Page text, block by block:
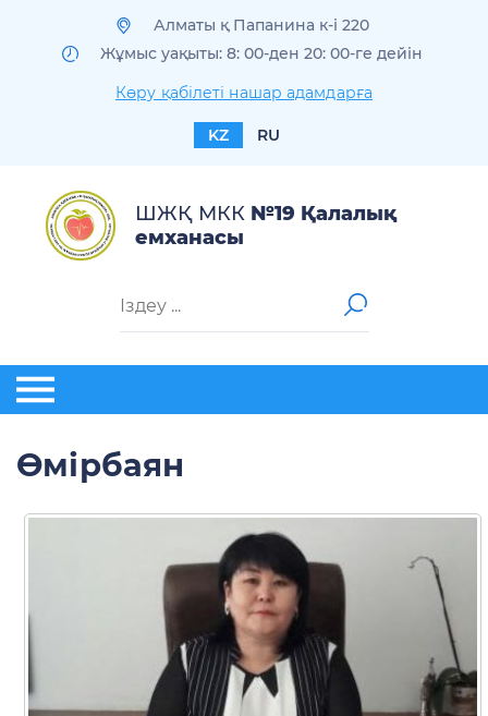
Алматы қ Папанина к-і 220
Жұмыс уақыты: 8: 00-ден 20: 00-ге дейін
Көру қабілеті нашар адамдарға
KZ RU
ШЖҚ МКК №19 Қалалық
емханасы
Өмірбаян